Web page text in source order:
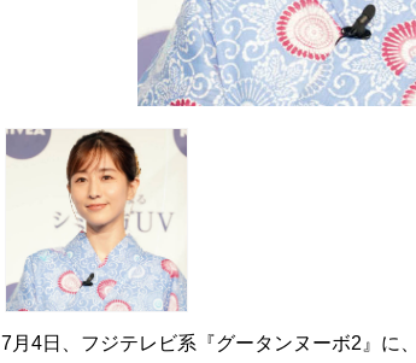
7月4日、フジテレビ系『グータンヌーボ2』に、